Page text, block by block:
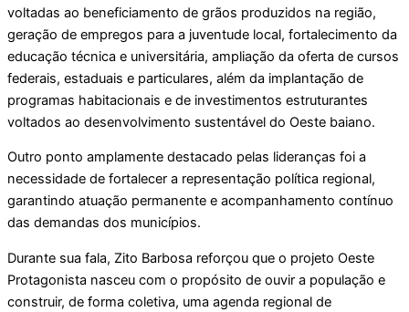
voltadas ao beneficiamento de grãos produzidos na região,
geração de empregos para a juventude local, fortalecimento da
educação técnica e universitária, ampliação da oferta de cursos
federais, estaduais e particulares, além da implantação de
programas habitacionais e de investimentos estruturantes
voltados ao desenvolvimento sustentável do Oeste baiano.
Outro ponto amplamente destacado pelas lideranças foi a
necessidade de fortalecer a representação política regional,
garantindo atuação permanente e acompanhamento contínuo
das demandas dos municípios.
Durante sua fala, Zito Barbosa reforçou que o projeto Oeste
Protagonista nasceu com o propósito de ouvir a população e
construir, de forma coletiva, uma agenda regional de